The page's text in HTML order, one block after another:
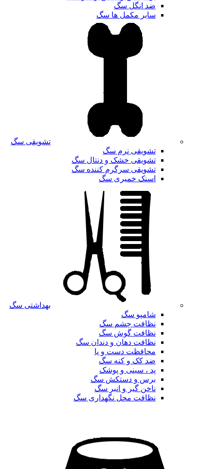
ضد انگل سگ
سایر مکمل ها سگ
تشویقی سگ
تشویقی نرم سگ
تشویقی خشک و دنتال سگ
تشویقی سرگرم کننده سگ
اسنک خمیری سگ
بهداشتی سگ
شامپو سگ
نظافت چشم سگ
نظافت گوش سگ
نظافت دهان و دندان سگ
محافظت دست و پا
ضد کک و کنه سگ
پد ، سینی و پوشک
برس و دستکش سگ
ناخن گیر و انبر سگ
نظافت محل نگهداری سگ